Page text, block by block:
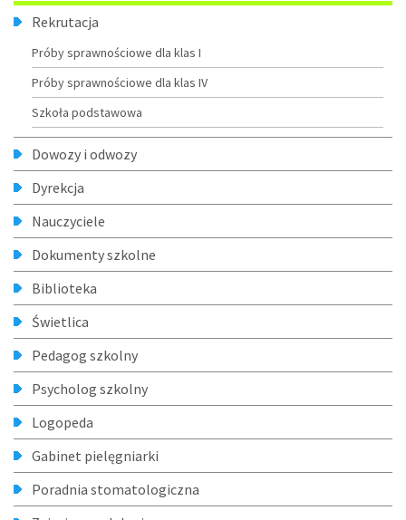
MenuRekrutacja
Próby sprawnościowe dla klas I
Próby sprawnościowe dla klas IV
Szkoła podstawowa
Dowozy i odwozy
Dyrekcja
Nauczyciele
Dokumenty szkolne
Biblioteka
Świetlica
Pedagog szkolny
Psycholog szkolny
Logopeda
Gabinet pielęgniarki
Poradnia stomatologiczna